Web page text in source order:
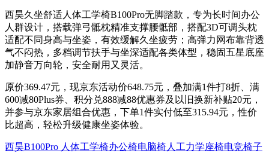
西昊久坐舒适人体工学椅B100Pro无脚踏款，专为长时间办公
人群设计，搭载弹弓骶枕精准支撑腰骶部，搭配3D可调头枕
适配不同身高与坐姿，有效缓解久坐疲劳；高弹力网布靠背透
气不闷热，多档调节扶手与坐深适配各类体型，稳固五星底座
加静音万向轮，安全耐用又灵活。
原价369.47元，现京东活动价648.75元，叠加满1件打8折、满
600减80Plus券、积分兑888减88优惠券及以旧换新补贴20元，
并参与京东家居组合优惠，下单1件实付低至315.94元，性价
比超高，轻松升级健康坐姿体验。
西昊B100Pro 人体工学椅办公椅电脑椅人工力学座椅电竞椅子